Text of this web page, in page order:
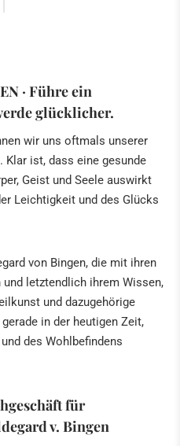
· Führe ein
glücklicher.
wir uns oftmals unserer
Klar ist, dass eine gesunde
Geist und Seele auswirkt
Leichtigkeit und des Glücks
von Bingen, die mit ihren
letztendlich ihrem Wissen,
und dazugehörige
in der heutigen Zeit,
des Wohlbefindens
für
v. Bingen